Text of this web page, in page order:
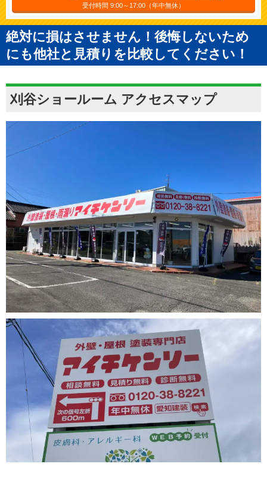
受付時間 9:00～17:00（年中無休）
絶対に損はさせません！後悔しないため
にも他社と見積りを比較してください！
刈谷ショールーム アクセスマップ